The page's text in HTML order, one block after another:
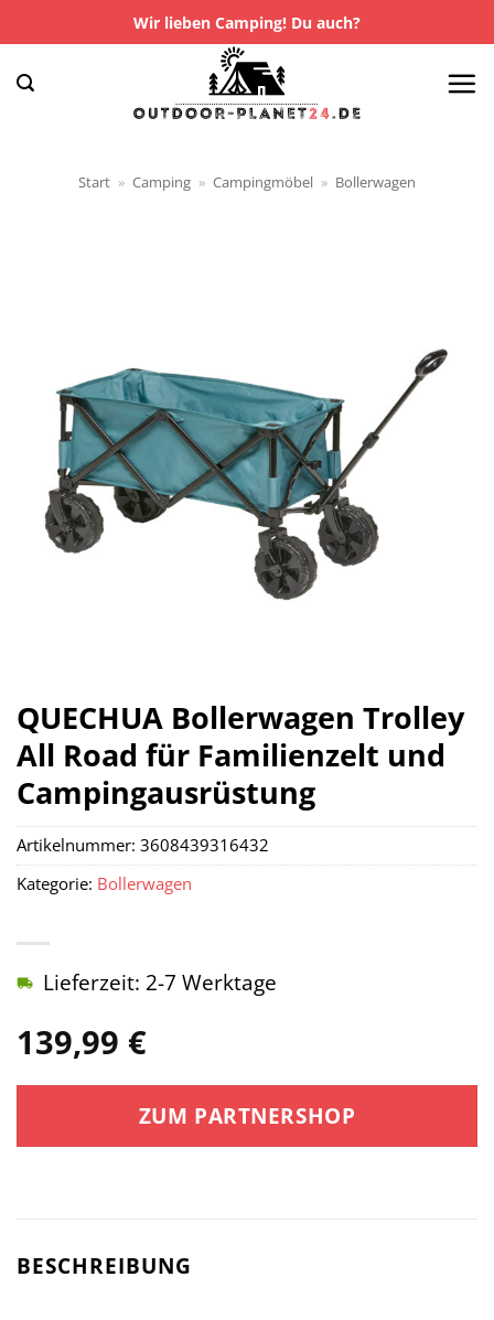
Inhalt
springen
Wir lieben Camping! Du auch?
Start » Camping » Campingmöbel » Bollerwagen
QUECHUA Bollerwagen Trolley
All Road für Familienzelt und
Campingausrüstung
139,99 €
Lieferzeit: 2-7 Werktage
ZUM PARTNERSHOP
Artikelnummer: 3608439316432
Kategorie: Bollerwagen
BESCHREIBUNG